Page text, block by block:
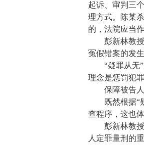
起诉、审判三
理方式。陈某
的，法院应当
彭新林教授
冤假错案的发
“疑罪从无”
理念是惩罚犯
保障被告人
既然根据“疑
查程序，这也
彭新林教授
人定罪量刑的